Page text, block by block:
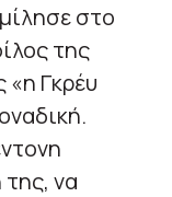
στο
της
«η Γκρέυ
να